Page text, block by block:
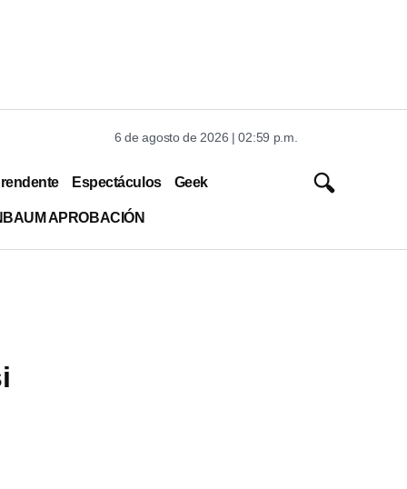
6 de agosto de 2026 | 02:59 p.m.
Espectáculos Geek
APROBACIÓN